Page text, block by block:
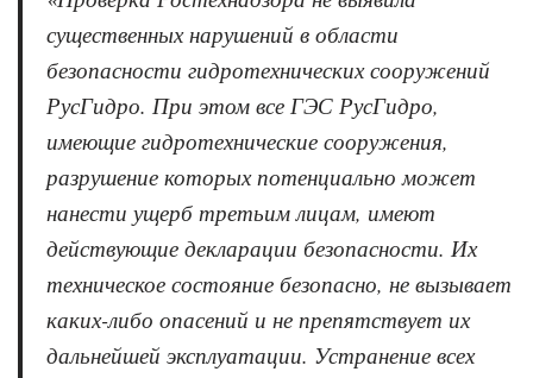
существенных нарушений в области
безопасности гидротехнических сооружений
РусГидро. При этом все ГЭС РусГидро,
имеющие гидротехнические сооружения,
разрушение которых потенциально может
нанести ущерб третьим лицам, имеют
действующие декларации безопасности. Их
техническое состояние безопасно, не вызывает
каких-либо опасений и не препятствует их
дальнейшей эксплуатации. Устранение всех